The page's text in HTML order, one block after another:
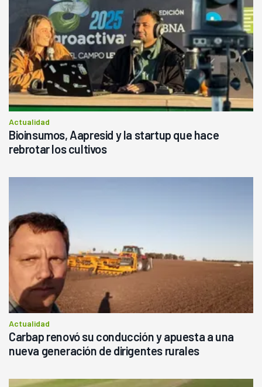
Actualidad
Bioinsumos, Aapresid y la startup que hace
rebrotar los cultivos
Actualidad
Carbap renovó su conducción y apuesta a una
nueva generación de dirigentes rurales